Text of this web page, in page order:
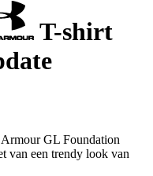
T-shirt
GL Foundation
van een trendy look van